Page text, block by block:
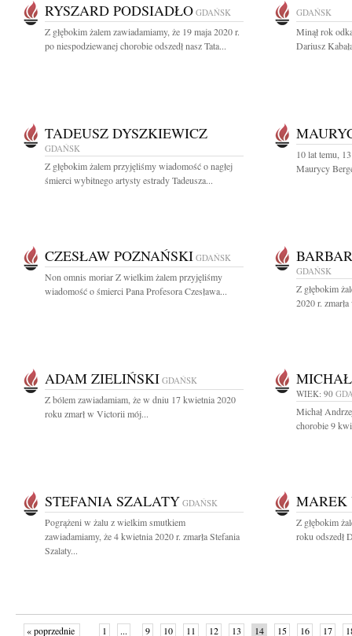
RYSZARD PODSIADŁO GDAŃSK
Z głębokim żalem zawiadamiamy, że 19 maja 2020 r.
po niespodziewanej chorobie odszedł nasz Tata...
GDAŃSK
Minął rok
Dariusz
TADEUSZ DYSZKIEWICZ
GDAŃSK
Z głębokim żalem przyjęliśmy wiadomość o nagłej
śmierci wybitnego artysty estrady Tadeusza...
10 lat temu,
Maurycy
CZESŁAW POZNAŃSKI GDAŃSK
Non omnis moriar Z wielkim żalem przyjęliśmy
wiadomość o śmierci Pana Profesora Czesława...
GDAŃSK
Z głębokim
2020 r.
ADAM ZIELIŃSKI GDAŃSK
Z bólem zawiadamiam, że w dniu 17 kwietnia 2020
roku zmarł w Victorii mój...
WIEK: 90
Michał
chorobie 9
STEFANIA SZALATY GDAŃSK
Pogrążeni w żalu z wielkim smutkiem
zawiadamiamy, że 4 kwietnia 2020 r. zmarła Stefania
Szalaty...
MAREK
Z głębokim
roku odszedł
« poprzednie 1 ... 9 10 11 12 13 14 15 16 17